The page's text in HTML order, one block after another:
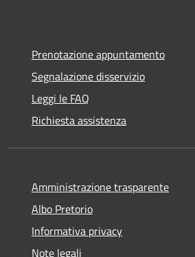
Prenotazione appuntamento
Segnalazione disservizio
Leggi le FAQ
Richiesta assistenza
Amministrazione trasparente
Albo Pretorio
Informativa privacy
Note legali